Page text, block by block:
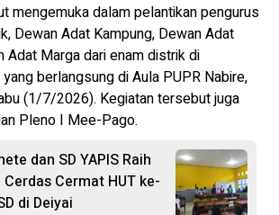
mengemuka dalam pelantikan pengurus
Dewan Adat Kampung, Dewan Adat
Adat Marga dari enam distrik di
berlangsung di Aula PUPR Nabire,
(1/7/2026). Kegiatan tersebut juga
Pleno I Mee-Pago.
dan SD YAPIS Raih
Cermat HUT ke-
di Deiyai